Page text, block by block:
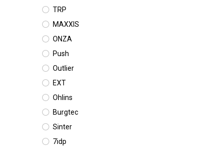
TRP
MAXXIS
ONZA
Push
Outlier
EXT
Ohlins
Burgtec
Sinter
7idp